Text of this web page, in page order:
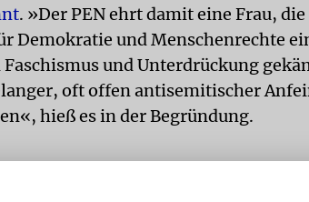
. »Der PEN ehrt damit eine Frau,
Demokratie und Menschenrechte
Faschismus und Unterdrückung
oft offen antisemitischer
hieß es in der Begründung.